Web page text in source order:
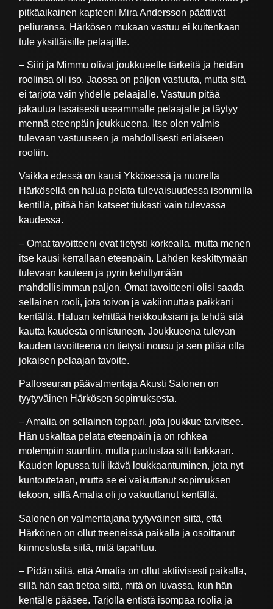
pitkäaikainen kapteeni Mira Andersson päättivät
peliuransa. Härkösen mukaan vastuu ei kuitenkaan
tule yksittäisille pelaajille.
– Siiri ja Mimmu olivat joukkueelle tärkeitä ja heidän
roolinsa oli iso. Jaossa on paljon vastuuta, mutta sitä
ei tarjota vain yhdelle pelaajalle. Vastuun pitää
jakautua tasaisesti useammalle pelaajalle ja täytyy
mennä eteenpäin joukkueena. Itse olen valmis
tulevaan vastuuseen ja mahdollisesti erilaiseen
rooliin.
Vaikka edessä on kausi Ykkösessä ja nuorella
Härkösellä on halua pelata tulevaisuudessa isommilla
kentillä, pitää hän katseet tiukasti vain tulevassa
kaudessa.
– Omat tavoitteeni ovat tietysti korkealla, mutta menen
itse kausi kerrallaan eteenpäin. Lähden keskittymään
tulevaan kauteen ja pyrin kehittymään
mahdollisimman paljon. Omat tavoitteeni olisi saada
sellainen rooli, jota toivon ja vakiinnuttaa paikkani
kentällä. Haluan kehittää heikkouksiani ja tehdä sitä
kautta kaudesta onnistuneen. Joukkueena tulevan
kauden tavoitteena on tietysti nousu ja sen pitää olla
jokaisen pelaajan tavoite.
Palloseuran päävalmentaja Akusti Salonen on
tyytyväinen Härkösen sopimuksesta.
– Amalia on sellainen toppari, jota joukkue tarvitsee.
Hän uskaltaa pelata eteenpäin ja on rohkea
molempiin suuntiin, mutta puolustaa silti tarkkaan.
Kauden lopussa tuli ikävä loukkaantuminen, jota nyt
kuntoutetaan, mutta se ei vaikuttanut sopimuksen
tekoon, sillä Amalia oli jo vakuuttanut kentällä.
Salonen on valmentajana tyytyväinen siitä, että
Härkönen on ollut treeneissä paikalla ja osoittanut
kiinnostusta siitä, mitä tapahtuu.
– Pidän siitä, että Amalia on ollut aktiivisesti paikalla,
sillä hän saa tietoa siitä, mitä on luvassa, kun hän
kentälle pääsee. Tarjolla entistä isompaa roolia ja